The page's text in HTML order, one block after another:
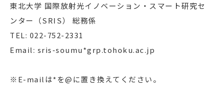
東北大学 国際放射光イノベーション・スマート研究セ
ンター（SRIS） 総務係
TEL: 022-752-2331
Email: sris-soumu*grp.tohoku.ac.jp
※E-mailは*を@に置き換えてください。